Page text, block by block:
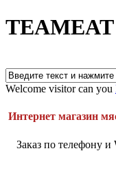
TEAMEAT
Welcome visitor can you
Интернет магазин
Заказ по телефону и